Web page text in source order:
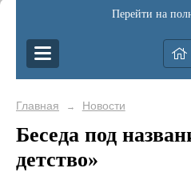
Перейти на
Главная → Новости
Беседа под
детство»